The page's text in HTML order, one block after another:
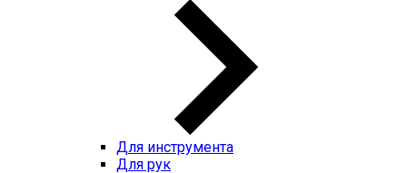
Для инструмента
Для рук